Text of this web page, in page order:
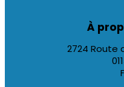
À
2724 Route